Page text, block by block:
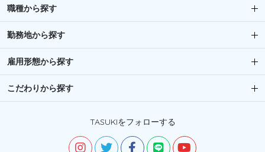
職種から探す
勤務地から探す
雇用形態から探す
こだわりから探す
TASUKIをフォローする